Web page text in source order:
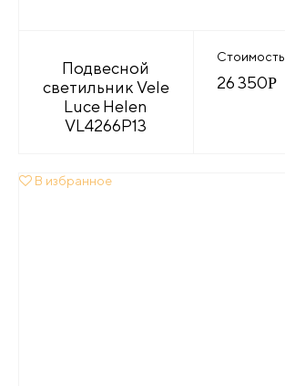
Подвесной
светильник Vele
Luce Helen
VL4266P13
Стоимость
26 350Р
В избранное